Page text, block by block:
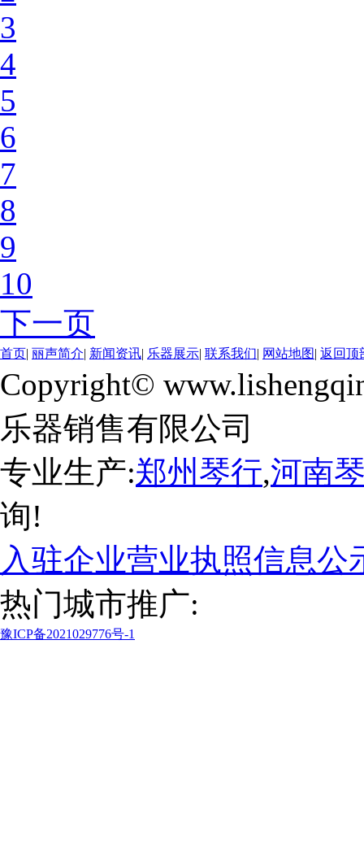
3
4
5
6
7
8
9
10
下一页
首页| 丽声简介| 新闻资讯| 乐器展示| 联系我们| 网站地图| 返回顶
Copyright©
乐器销售有限公司
专业生产:郑州琴行,河南
询!
入驻企业营业执照信息公
热门城市推广:
豫ICP备2021029776号-1